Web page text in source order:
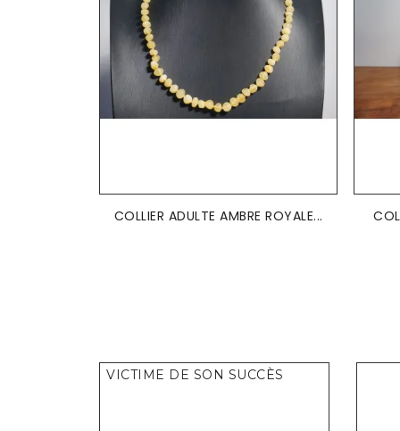
COLLIER ADULTE AMBRE ROYALE...
VICTIME DE SON SUCCÈS